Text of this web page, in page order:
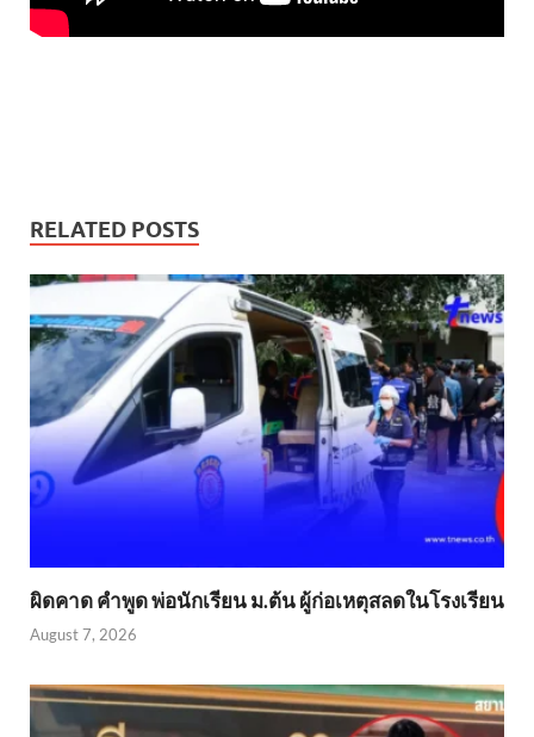
RELATED POSTS
ผิดคาด คำพูด พ่อนักเรียน ม.ต้น ผู้ก่อเหตุสลดในโรงเรียน
August 7, 2026